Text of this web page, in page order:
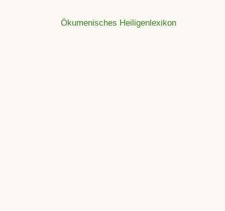
Ökumenisches Heiligenlexikon